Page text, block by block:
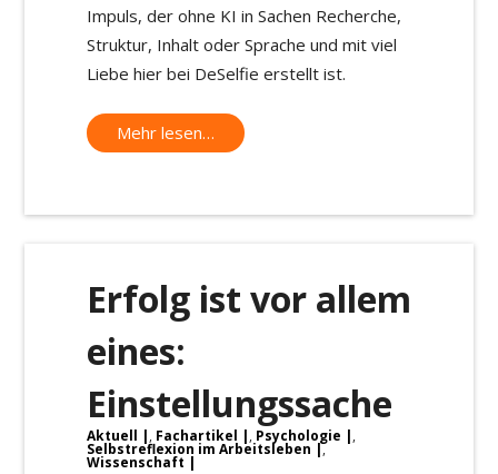
Impuls, der ohne KI in Sachen Recherche,
Struktur, Inhalt oder Sprache und mit viel
Liebe hier bei DeSelfie erstellt ist.
Mehr lesen…
Erfolg ist vor allem
eines:
Einstellungssache
Aktuell , Fachartikel , Psychologie ,
Selbstreflexion im Arbeitsleben ,
Wissenschaft